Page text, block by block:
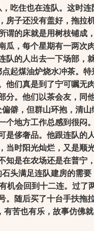
吃住也在连队。这时连
房子还没有盖好，拖拉
谓的床就是用树枝铺成
瓜，每个星期有一两次
队的人出去一下场部，
起煤油炉烧水冲茶。特
他们真是到了宁可嘱无
分。他们以茶会友，同
僻，但群山环抱，清山
个地方工作总感到很闷
是侈奢品。他跟连队的
当时阳光灿烂，又是顺
知是在农场还是在普宁
头满足连队建房的需要
机会回到十二连。过了
。随后买了十台手扶拖
苦也有乐，故事仿佛就